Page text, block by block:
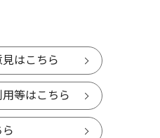
はこちら
等はこちら